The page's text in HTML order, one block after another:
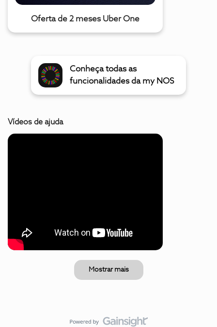
Oferta de 2 meses Uber One
Conheça todas as
funcionalidades da my NOS
Vídeos de ajuda
Mostrar mais